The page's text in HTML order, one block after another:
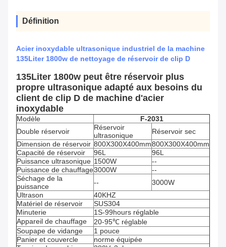
Définition
Acier inoxydable ultrasonique industriel de la machine
135Liter 1800w de nettoyage de réservoir de clip D
135Liter 1800w peut être réservoir plus
propre ultrasonique adapté aux besoins du
client de clip D de machine d'acier
inoxydable
Modèle
F-2031
Double réservoir
Réservoir
ultrasonique
Réservoir sec
Dimension de réservoir 800X300X400mm800X300X400mm
Capacité de réservoir
96L
96L
Puissance ultrasonique 1500W
--
Puissance de chauffage3000W
--
Séchage de la
puissance
--
3000W
Ultrason
40KHZ
Matériel de réservoir
SUS304
Minuterie
1S-99hours réglable
Appareil de chauffage
20-95℃ réglable
Soupape de vidange
1 pouce
Panier et couvercle
norme équipée